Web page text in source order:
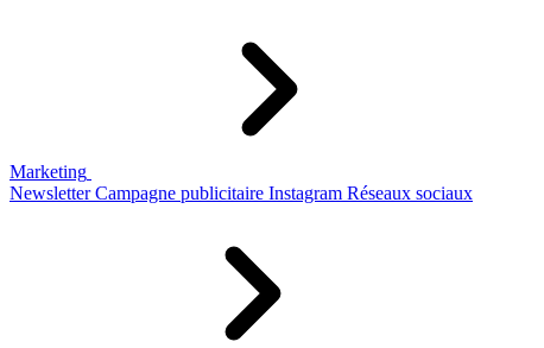
Marketing
Newsletter Campagne publicitaire Instagram Réseaux sociaux